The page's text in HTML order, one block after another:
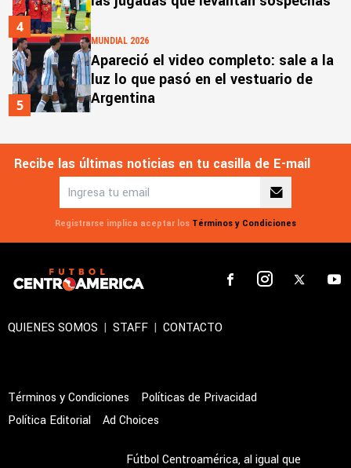
4
5
MUNDIAL 2026
Apareció el video completo: sale a la
luz lo que pasó en el vestuario de
Argentina
Recibe las últimas noticias en tu casilla de E-mail
Registrarse implica aceptar los Términos y Condiciones
QUIENES SOMOS | STAFF | CONTACTO
Términos y Condiciones
Políticas de Privacidad
Política Editorial
Ad Choices
Fútbol Centroamérica, al igual que